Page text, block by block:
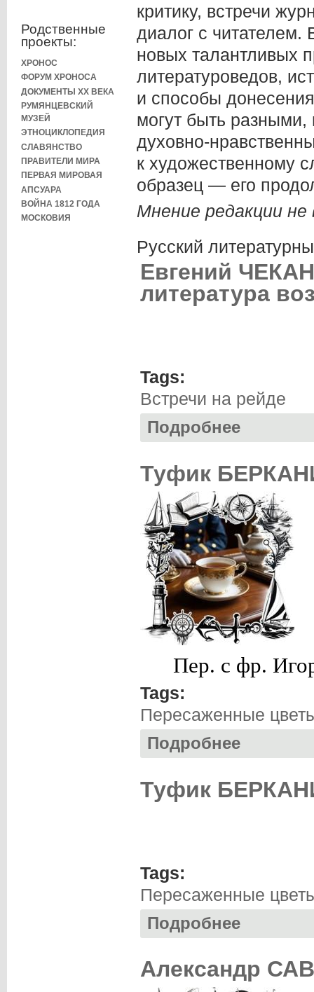
Родственные
проекты:
ХРОНОС
ФОРУМ ХРОНОСА
ДОКУМЕНТЫ XX ВЕКА
РУМЯНЦЕВСКИЙ
МУЗЕЙ
ЭТНОЦИКЛОПЕДИЯ
СЛАВЯНСТВО
ПРАВИТЕЛИ МИРА
ПЕРВАЯ МИРОВАЯ
АПСУАРА
ВОЙНА 1812 ГОДА
МОСКОВИЯ
критику, встречи
диалог с
новых талантливых
литературоведов,
и способы
могут быть
духовно-
к художественному
образец — его
Мнение редакции
Русский
Евгений
литература
Tags:
Встречи на рейде
Подробнее
Туфик
Пер. с фр.
Tags:
Пересаженные
Подробнее
Туфик
Tags:
Пересаженные
Подробнее
Александр